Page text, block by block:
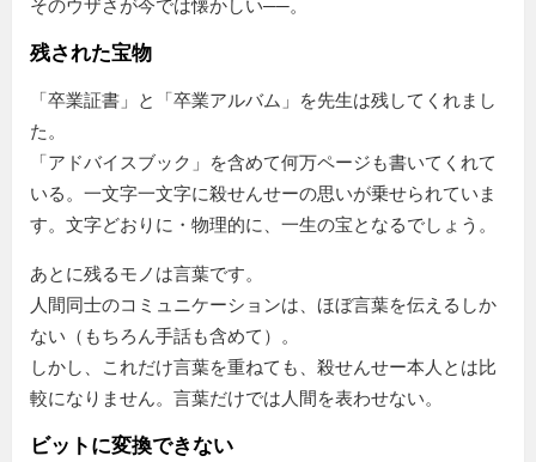
そのウザさが今では懐かしい──。
残された宝物
卒業証書 と 卒業アルバム
を先生は残してくれまし
た。
アドバイスブック
を含めて何万ページも書いてくれて
いる。一文字一文字に殺せんせーの思いが乗せられていま
す。文字どおりに・物理的に、一生の宝となるでしょう。
あとに残るモノは言葉です。
人間同士のコミュニケーションは、ほぼ言葉を伝えるしか
ない（もちろん手話も含めて）。
しかし、これだけ言葉を重ねても、殺せんせー本人とは比
較になりません。言葉だけでは人間を表わせない。
ビットに変換できない